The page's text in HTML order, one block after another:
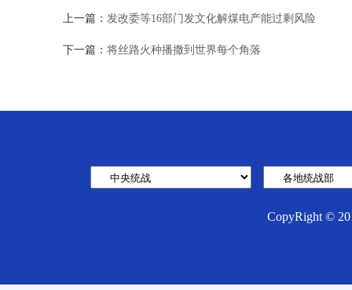
上一篇： 发改委等16部门发文化解煤电产能过剩风险
下一篇： 将丝路火种播撒到世界每个角落
CopyRight ©